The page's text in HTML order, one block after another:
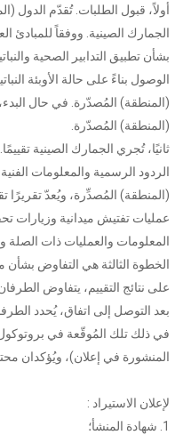
أولاً، قبول الطلبات. تُقدّم الدول
الجمارك الصينية. ووفقاً للمبادئ
بشأن تطبيق التدابير الصحية
الوصول بناءً على حالة الأوبئة
(المنطقة) المُصدّرة. في حال
(المنطقة) المُصدّرة.
ثانيًا، تُجري الجمارك الصينية
الردود الرسمية والمعلومات
(المنطقة) المُصدِّرة، ويُعدّ تقريرًا
عمليات تفتيش ميدانية
المعلومات والعمليات ذات الصلة
الخطوة الثالثة هي التفاوض
على نتائج التقييم، يتفاوض
بعد التوصل إلى اتفاق، يُحدد
في ذلك تلك المُوقّعة في
المنشورة في إعلان)، ويُؤكدان
لإعلان الاستيراد :
1. شهادة المنشأ؛